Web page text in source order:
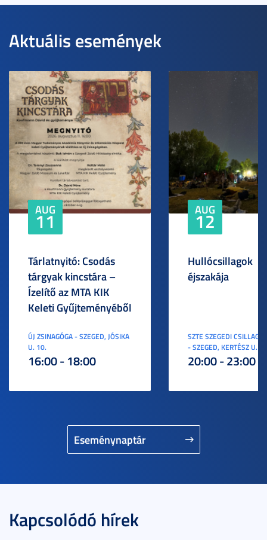
Aktuális események
Eseménynaptár
AUG
11
Tárlatnyitó: Csodás
tárgyak kincstára –
Ízelítő az MTA KIK
Keleti Gyűjteményéből
ÚJ ZSINAGÓGA - SZEGED, JÓSIKA
U. 10.
16:00 - 18:00
AUG
12
Hullócsillagok
éjszakája
SZTE SZEGEDI
- SZEGED, KERTÉSZ U. 3.
20:00 - 23:00
Kapcsolódó hírek